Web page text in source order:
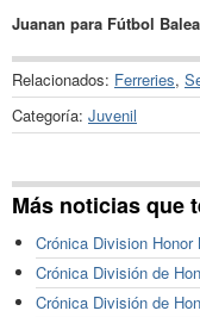
Juanan para Fútbol
Relacionados: Ferreries,
Categoría: Juvenil
Más noticias que
Crónica Division
Crónica División de
Crónica División de